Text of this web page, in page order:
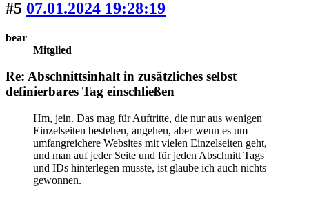
#5 07.01.2024 19:28:19
bear
Mitglied
Re: Abschnittsinhalt in zusätzliches selbst
definierbares Tag einschließen
Hm, jein. Das mag für Auftritte, die nur aus wenigen
Einzelseiten bestehen, angehen, aber wenn es um
umfangreichere Websites mit vielen Einzelseiten geht,
und man auf jeder Seite und für jeden Abschnitt Tags
und IDs hinterlegen müsste, ist glaube ich auch nichts
gewonnen.